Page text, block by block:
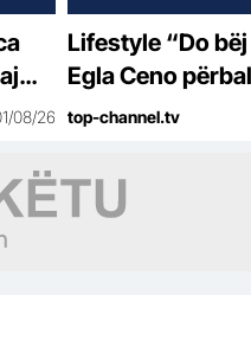
aq
08/26
Lifestyle “Do bëj kallëzim në polici”,
Egla Ceno
vështirë rreziku:
top-channel.tv